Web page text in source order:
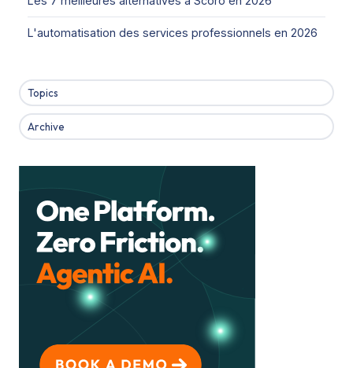
L'automatisation des services professionnels en 2026
Topics
Archive